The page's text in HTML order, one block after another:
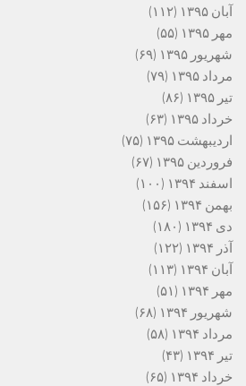
آبان ۱۳۹۵
(۱۱۲)
مهر ۱۳۹۵
(۵۵)
شهریور ۱۳۹۵
(۶۹)
مرداد ۱۳۹۵
(۷۹)
تیر ۱۳۹۵
(۸۶)
خرداد ۱۳۹۵
(۶۳)
اردیبهشت ۱۳۹۵
(۷۵)
فروردین ۱۳۹۵
(۶۷)
اسفند ۱۳۹۴
(۱۰۰)
بهمن ۱۳۹۴
(۱۵۶)
دی ۱۳۹۴
(۱۸۰)
آذر ۱۳۹۴
(۱۲۲)
آبان ۱۳۹۴
(۱۱۳)
مهر ۱۳۹۴
(۵۱)
شهریور ۱۳۹۴
(۶۸)
مرداد ۱۳۹۴
(۵۸)
تیر ۱۳۹۴
(۴۳)
خرداد ۱۳۹۴
(۶۵)